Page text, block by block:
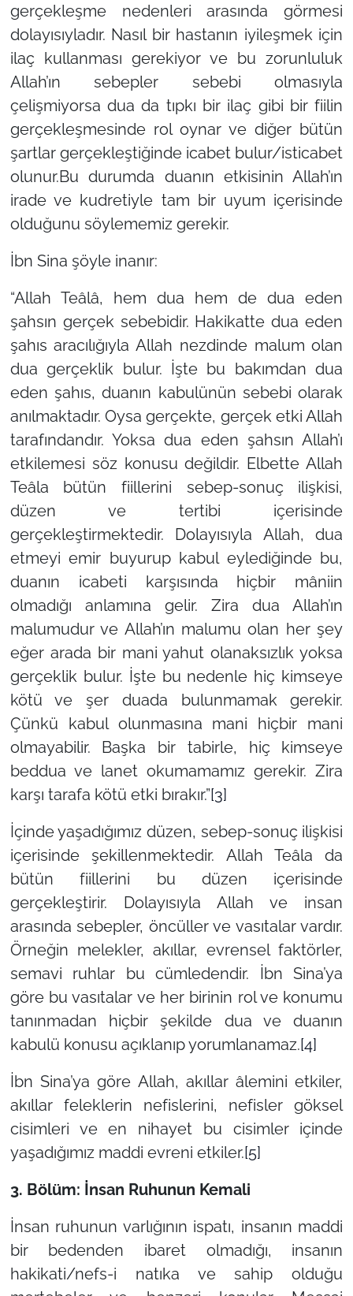
gerçekleşme nedenleri arasında görmesi
dolayısıyladır. Nasıl bir hastanın iyileşmek için
ilaç kullanması gerekiyor ve bu zorunluluk
Allah’ın sebepler sebebi olmasıyla
çelişmiyorsa dua da tıpkı bir ilaç gibi bir fiilin
gerçekleşmesinde rol oynar ve diğer bütün
şartlar gerçekleştiğinde icabet bulur/isticabet
olunur.Bu durumda duanın etkisinin Allah’ın
irade ve kudretiyle tam bir uyum içerisinde
olduğunu söylememiz gerekir.
İbn Sina şöyle inanır:
“Allah Teâlâ, hem dua hem de dua eden
şahsın gerçek sebebidir. Hakikatte dua eden
şahıs aracılığıyla Allah nezdinde malum olan
dua gerçeklik bulur. İşte bu bakımdan dua
eden şahıs, duanın kabulünün sebebi olarak
anılmaktadır. Oysa gerçekte, gerçek etki Allah
tarafındandır. Yoksa dua eden şahsın Allah’ı
etkilemesi söz konusu değildir. Elbette Allah
Teâla bütün fiillerini sebep-sonuç ilişkisi,
düzen ve tertibi içerisinde
gerçekleştirmektedir. Dolayısıyla Allah, dua
etmeyi emir buyurup kabul eylediğinde bu,
duanın icabeti karşısında hiçbir mâniin
olmadığı anlamına gelir. Zira dua Allah’ın
malumudur ve Allah’ın malumu olan her şey
eğer arada bir mani yahut olanaksızlık yoksa
gerçeklik bulur. İşte bu nedenle hiç kimseye
kötü ve şer duada bulunmamak gerekir.
Çünkü kabul olunmasına mani hiçbir mani
olmayabilir. Başka bir tabirle, hiç kimseye
beddua ve lanet okumamamız gerekir. Zira
karşı tarafa kötü etki bırakır.”[3]
İçinde yaşadığımız düzen, sebep-sonuç ilişkisi
içerisinde şekillenmektedir. Allah Teâla da
bütün fiillerini bu düzen içerisinde
gerçekleştirir. Dolayısıyla Allah ve insan
arasında sebepler, öncüller ve vasıtalar vardır.
Örneğin melekler, akıllar, evrensel faktörler,
semavi ruhlar bu cümledendir. İbn Sina’ya
göre bu vasıtalar ve her birinin rol ve konumu
tanınmadan hiçbir şekilde dua ve duanın
kabulü konusu açıklanıp yorumlanamaz.[4]
İbn Sina’ya göre Allah, akıllar âlemini etkiler,
akıllar feleklerin nefislerini, nefisler göksel
cisimleri ve en nihayet bu cisimler içinde
yaşadığımız maddi evreni etkiler.[5]
3. Bölüm: İnsan Ruhunun Kemali
İnsan ruhunun varlığının ispatı, insanın maddi
bir bedenden ibaret olmadığı, insanın
hakikati/nefs-i natıka ve sahip olduğu